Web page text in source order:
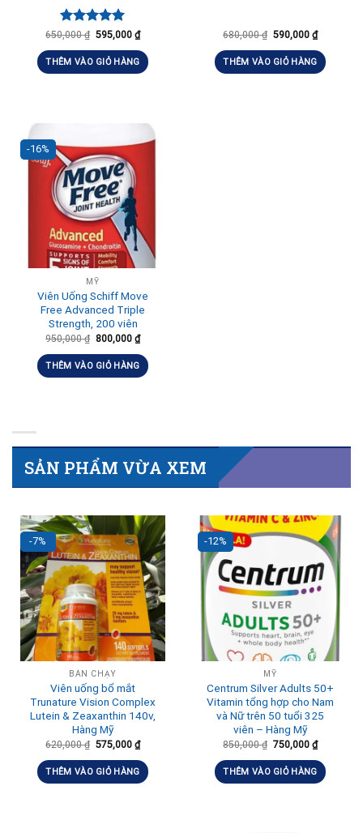
Được xếp
hạng5.00
5 sao
650,000₫ 595,000 ₫
THÊM VÀO GIỎ HÀNG
680,000₫ 590,000 ₫
THÊM VÀO GIỎ HÀNG
-16%
MỸ
Viên Uống Schiff Move
Free Advanced Triple
Strength, 200 viên
950,000₫ 800,000 ₫
THÊM VÀO GIỎ HÀNG
SẢN PHẨM VỪA XEM
-7%
BÁN CHẠY
Viên uống bổ mắt
Trunature Vision Complex
Lutein & Zeaxanthin 140v,
Hàng Mỹ
620,000₫ 575,000 ₫
THÊM VÀO GIỎ HÀNG
-12%
MỸ
Centrum Silver Adults 50+
Vitamin tổng hợp cho Nam
và Nữ trên 50 tuổi 325
viên – Hàng Mỹ
850,000₫ 750,000 ₫
THÊM VÀO GIỎ HÀNG